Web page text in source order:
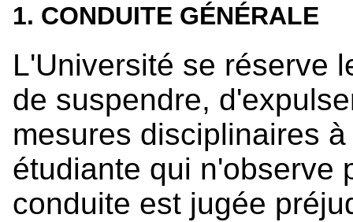
1. CONDUITE GÉNÉRALE
L'Université se réserve
de suspendre,
mesures disciplinaires
étudiante qui n'observe
conduite est jugée